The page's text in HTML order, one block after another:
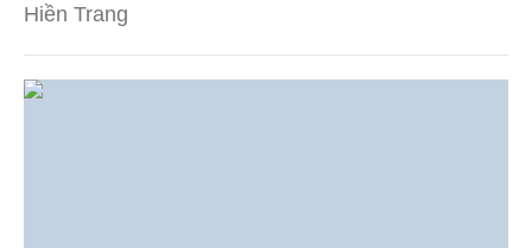
Hiền Trang